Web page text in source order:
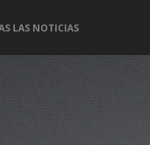
LAS NOTICIAS